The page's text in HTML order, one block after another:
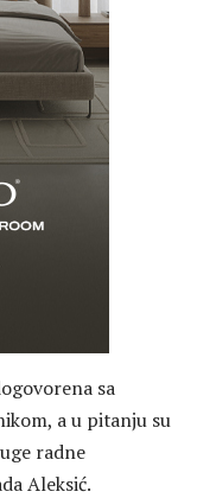
sa
a u pitanju su
radne
Aleksić.